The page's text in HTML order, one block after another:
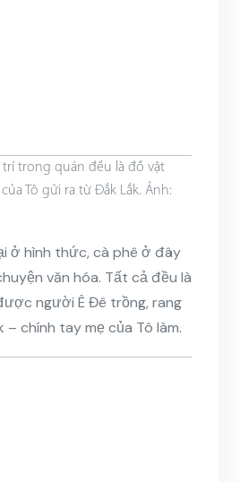
trong quán đều là đồ vật
Tô gửi ra từ Đắk Lắk. Ảnh:
ở hình thức, cà phê ở đây
văn hóa. Tất cả đều là
người Ê Đê trồng, rang
– chính tay mẹ của Tô làm.